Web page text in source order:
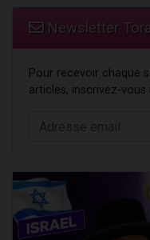
Newsletter
Pour recevoir chaque
articles, inscrivez-vous